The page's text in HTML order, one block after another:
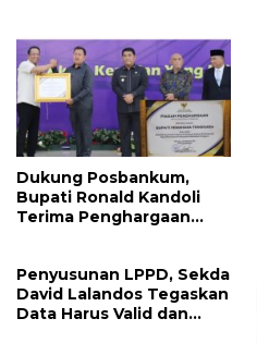
Dukung Posbankum,
Bupati Ronald Kandoli
Terima Penghargaan
Penyusunan LPPD, Sekda
David Lalandos Tegaskan
Data Harus Valid dan